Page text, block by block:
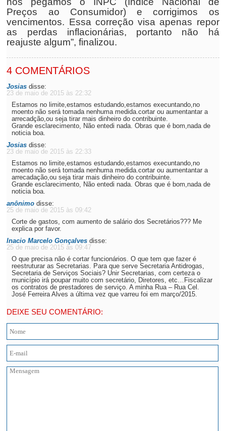
Preços ao Consumidor) e corrigimos os
vencimentos. Essa correção visa apenas repor
as perdas inflacionárias, portanto não há
reajuste algum”, finalizou.
4 COMENTÁRIOS
Josias disse:
23 de maio de 2015 às 22:32
Estamos no limite,estamos estudando,estamos execuntando,no
moento não será tomada nenhuma medida.cortar ou aumentantar a
arrecadção,ou seja tirar mais dinheiro do contribuinte.
Grande esclarecimento, Não entedi nada. Obras que é bom,nada de
noticia boa.
Josias disse:
23 de maio de 2015 às 22:33
Estamos no limite,estamos estudando,estamos execuntando,no
moento não será tomada nenhuma medida.cortar ou aumentantar a
arrecadação,ou seja tirar mais dinheiro do contribuinte.
Grande esclarecimento, Não entedi nada. Obras que é bom,nada de
noticia boa.
anônimo disse:
25 de maio de 2015 às 09:42
Corte de gastos, com aumento de salário dos Secretários??? Me
explica por favor.
Inacio Marcelo Gonçalves disse:
25 de maio de 2015 às 09:47
O que precisa não é cortar funcionários. O que tem que fazer é
reestruturar as Secretarias. Para que serve Secretaria Antidrogas,
Secretaria de Serviços Sociais? Unir Secretarias, com certeza o
município irá poupar muito com secretário, Diretores, etc…Fiscalizar
os contratos de prestadores de serviço. A minha Rua – Rua Cel.
José Ferreira Alves a última vez que varreu foi em março/2015.
DEIXE SEU COMENTÁRIO: